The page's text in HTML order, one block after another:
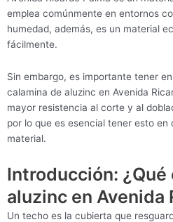
emplea comúnmente en entornos
humedad, además, es un material
fácilmente.
Sin embargo, es importante tener
calamina de aluzinc en Avenida
mayor resistencia al corte y al
por lo que es esencial tener esto
material.
Introducción: ¿Qué
aluzinc en Avenida
Un techo es la cubierta que